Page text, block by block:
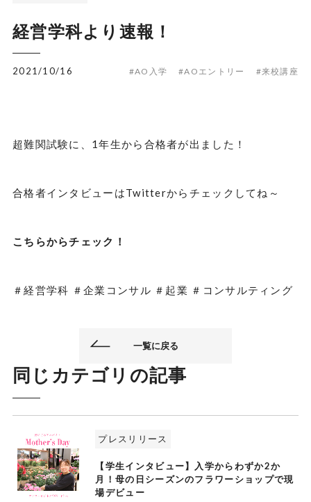
経営学科より速報！
2021/10/16 #AO入学 #AOエントリー #来校講座
超難関試験に、1年生から合格者が出ました！
合格者インタビューはTwitterからチェックしてね～
こちらからチェック！
＃経営学科 ＃企業コンサル ＃起業 ＃コンサルティング
一覧に戻る
同じカテゴリの記事
プレスリリース
【学生インタビュー】入学からわずか2か
月！母の日シーズンのフラワーショップで現
場デビュー